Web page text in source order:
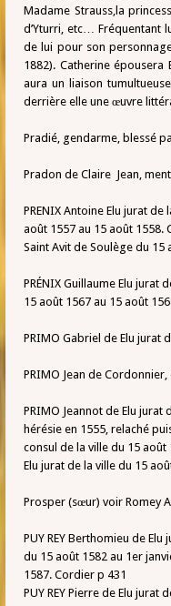
Madame Strauss,la
d’Yturri, etc… Fréquentant
de lui pour son
1882). Catherine
aura un liaison
derrière elle une œuvre
Pradié, gendarme, blessé
Pradon de Claire Jean,
PRENIX Antoine Elu jurat
août 1557 au 15 août 1558.
Saint Avit de Soulège du 15
PRÉNIX Guillaume Elu jurat
15 août 1567 au 15 août
PRIMO Gabriel de Elu jurat
PRIMO Jean de
PRIMO Jeannot de Elu
hérésie en 1555, relaché
consul de la ville du 15
Elu jurat de la ville du 15
Prosper (sœur) voir Romey
PUY REY Berthomieu de
du 15 août 1582 au 1er
1587. Cordier p 431
PUY REY Pierre de Elu